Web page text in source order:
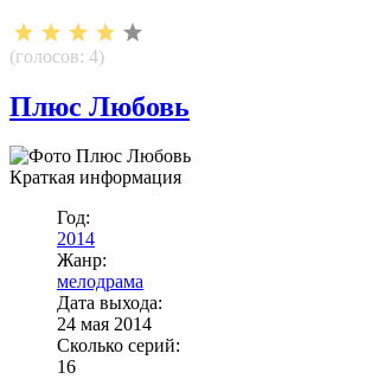
(голосов: 4)
Плюс Любовь
Краткая информация
Год:
2014
Жанр:
мелодрама
Дата выхода:
24 мая 2014
Сколько серий:
16